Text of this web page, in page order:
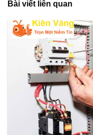
Bài viết liên quan